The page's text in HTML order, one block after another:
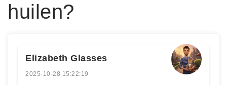
huilen?
Elizabeth Glasses
2025-10-28 15:22:19